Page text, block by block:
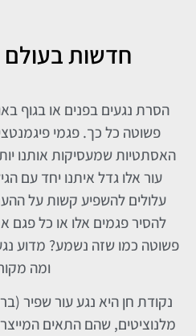
חדשות בעולם
הסרת נגעים בפנים או בגוף
פשוטה כל כך. פגמי
האסתטיות שמעסיקות אותנו
עור אלו גדל איתנו יחד עם
עלולים להשפיע קשות על
להסיר פגמים אלו או כל
פשוטה כמו שזה נשמע? מדוע
ומה
נקודת חן היא נגע עור שפיר
מלנוציטים, שהם התאים